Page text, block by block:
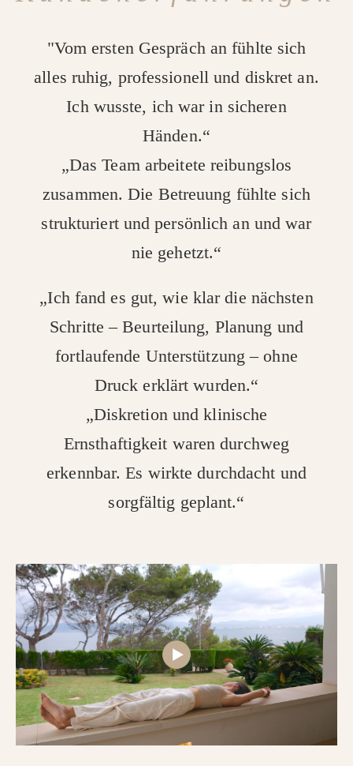
"Vom ersten Gespräch an fühlte sich
alles ruhig, professionell und diskret an.
Ich wusste, ich war in sicheren
Händen.“
„Das Team arbeitete reibungslos
zusammen. Die Betreuung fühlte sich
strukturiert und persönlich an und war
nie gehetzt.“
„Ich fand es gut, wie klar die nächsten
Schritte – Beurteilung, Planung und
fortlaufende Unterstützung – ohne
Druck erklärt wurden.“
„Diskretion und klinische
Ernsthaftigkeit waren durchweg
erkennbar. Es wirkte durchdacht und
sorgfältig geplant.“